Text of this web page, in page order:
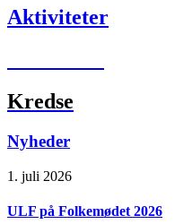
Aktiviteter
Kredse
Nyheder
1. juli 2026
ULF på Folkemødet 2026